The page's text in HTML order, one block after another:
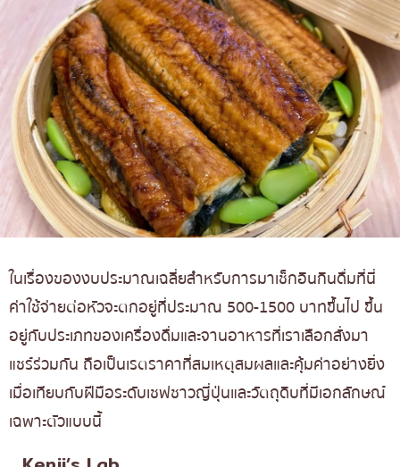
ในเรื่องของงบประมาณเฉลี่ยสำหรับการมาเช็กอินกินดื่มที่นี่
ค่าใช้จ่ายต่อหัวจะตกอยู่ที่ประมาณ 500-1500 บาทขึ้นไป ขึ้น
อยู่กับประเภทของเครื่องดื่มและจานอาหารที่เราเลือกสั่งมา
แชร์ร่วมกัน ถือเป็นเรตราคาที่สมเหตุสมผลและคุ้มค่าอย่างยิ่ง
เมื่อเทียบกับฝีมือระดับเชฟชาวญี่ปุ่นและวัตถุดิบที่มีเอกลักษณ์
เฉพาะตัวแบบนี้